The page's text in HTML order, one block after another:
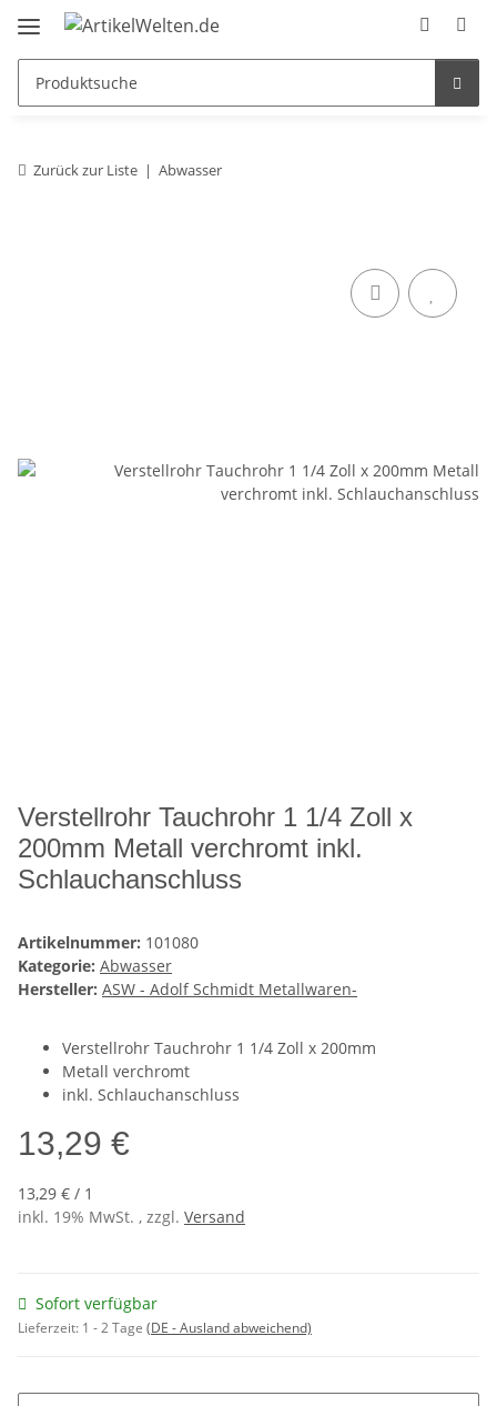
Zurück zur Liste Abwasser
Verstellrohr Tauchrohr 1 1/4 Zoll x
200mm Metall verchromt inkl.
Schlauchanschluss
Artikelnummer: 101080
Kategorie: Abwasser
Hersteller: ASW - Adolf Schmidt Metallwaren-
Verstellrohr Tauchrohr 1 1/4 Zoll x 200mm
Metall verchromt
inkl. Schlauchanschluss
13,29 €
13,29 € / 1
inkl. 19% MwSt. , zzgl. Versand
Sofort verfügbar
Lieferzeit: 1 - 2 Tage (DE - Ausland abweichend)